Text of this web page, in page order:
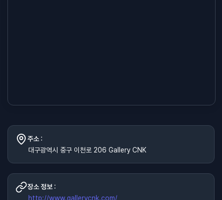
주소 :
대구광역시 중구 이천로 206 Gallery CNK
장소 정보 :
http://www.gallerycnk.com/